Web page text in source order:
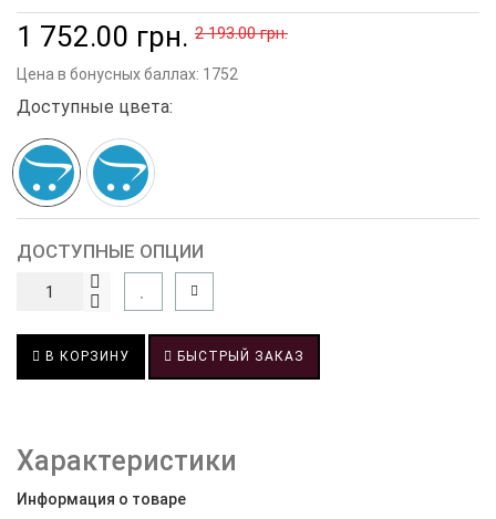
1 752.00 грн. 2 193.00 грн.
Цена в бонусных баллах: 1752
Доступные цвета:
ДОСТУПНЫЕ ОПЦИИ
В КОРЗИНУ БЫСТРЫЙ ЗАКАЗ
Характеристики
Информация о товаре